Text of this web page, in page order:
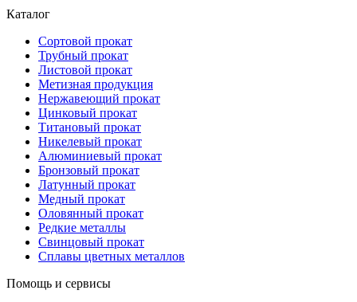
Каталог
Сортовой прокат
Трубный прокат
Листовой прокат
Метизная продукция
Нержавеющий прокат
Цинковый прокат
Титановый прокат
Никелевый прокат
Алюминиевый прокат
Бронзовый прокат
Латунный прокат
Медный прокат
Оловянный прокат
Редкие металлы
Свинцовый прокат
Сплавы цветных металлов
Помощь и сервисы